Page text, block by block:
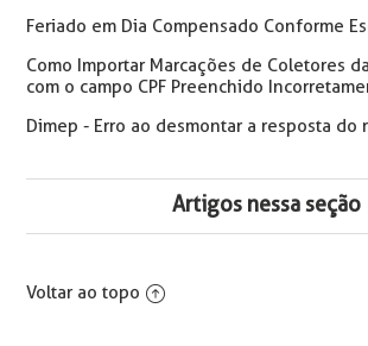
Feriado em Dia Compensado Conforme
Como Importar Marcações de Coletores
com o campo CPF Preenchido
Dimep - Erro ao desmontar a resposta do
Artigos nessa seção
Voltar ao topo